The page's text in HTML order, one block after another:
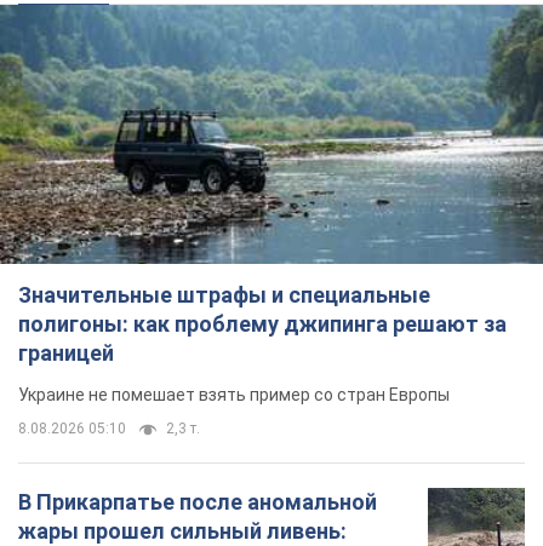
Значительные штрафы и специальные
полигоны: как проблему джипинга решают за
границей
Украине не помешает взять пример со стран Европы
8.08.2026 05:10 2,3 т.
В Прикарпатье после аномальной
жары прошел сильный ливень: